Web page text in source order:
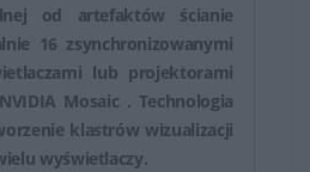
od artefaktów ścianie
16 zsynchronizowanymi
lub projektorami
Mosaic . Technologia
klastrów wizualizacji
wyświetlaczy.